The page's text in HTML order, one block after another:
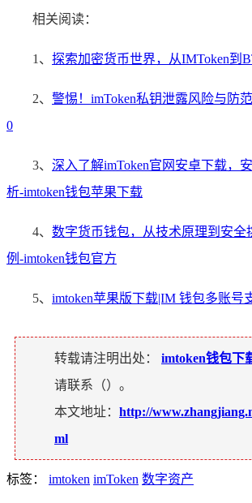
相关阅读：
1、 探索加密货币世界，从IMToken到
2、 警惕！imToken私钥泄露风险与防
0
3、 深入了解imToken官网安卓下载，
析-imtoken钱包苹果下载
4、 数字货币钱包，从技术原理到安全
例-imtoken钱包官方
5、 imtoken苹果版下载|IM 钱包多账号
转载请注明出处： imtoken钱包下
请联系（）。
本文地址： http://
ml
标签： imtoken imToken 数字资产